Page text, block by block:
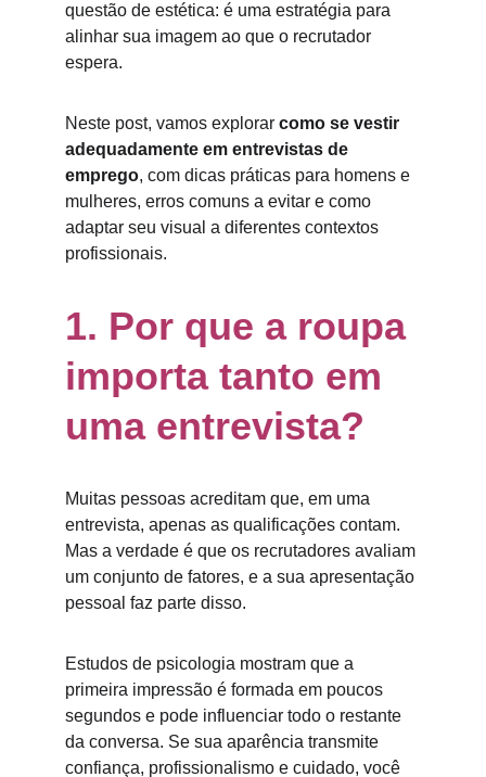
questão de estética: é uma estratégia para
alinhar sua imagem ao que o recrutador
espera.
Neste post, vamos explorar como se vestir
adequadamente em entrevistas de
emprego, com dicas práticas para homens e
mulheres, erros comuns a evitar e como
adaptar seu visual a diferentes contextos
profissionais.
1. Por que a roupa
importa tanto em
uma entrevista?
Muitas pessoas acreditam que, em uma
entrevista, apenas as qualificações contam.
Mas a verdade é que os recrutadores avaliam
um conjunto de fatores, e a sua apresentação
pessoal faz parte disso.
Estudos de psicologia mostram que a
primeira impressão é formada em poucos
segundos e pode influenciar todo o restante
da conversa. Se sua aparência transmite
confiança, profissionalismo e cuidado, você